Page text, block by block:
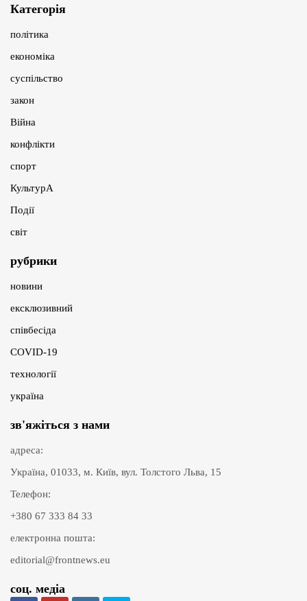
Категорія
політика
економіка
суспільство
закон
Війна
конфлікти
спорт
КультурА
Події
світ
рубрики
новини
ексклюзивний
співбесіда
COVID-19
технології
україна
зв'яжіться з нами
адреса:
Україна, 01033, м. Київ, вул. Толстого Льва, 15
Телефон:
+380 67 333 84 33
електронна пошта:
editorial@frontnews.eu
соц. медіа